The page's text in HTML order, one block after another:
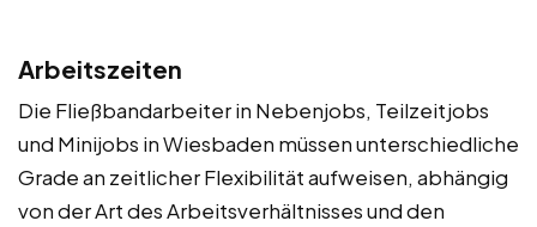
Arbeitszeiten
Die Fließbandarbeiter in Nebenjobs, Teilzeitjobs
und Minijobs in Wiesbaden müssen unterschiedliche
Grade an zeitlicher Flexibilität aufweisen, abhängig
von der Art des Arbeitsverhältnisses und den